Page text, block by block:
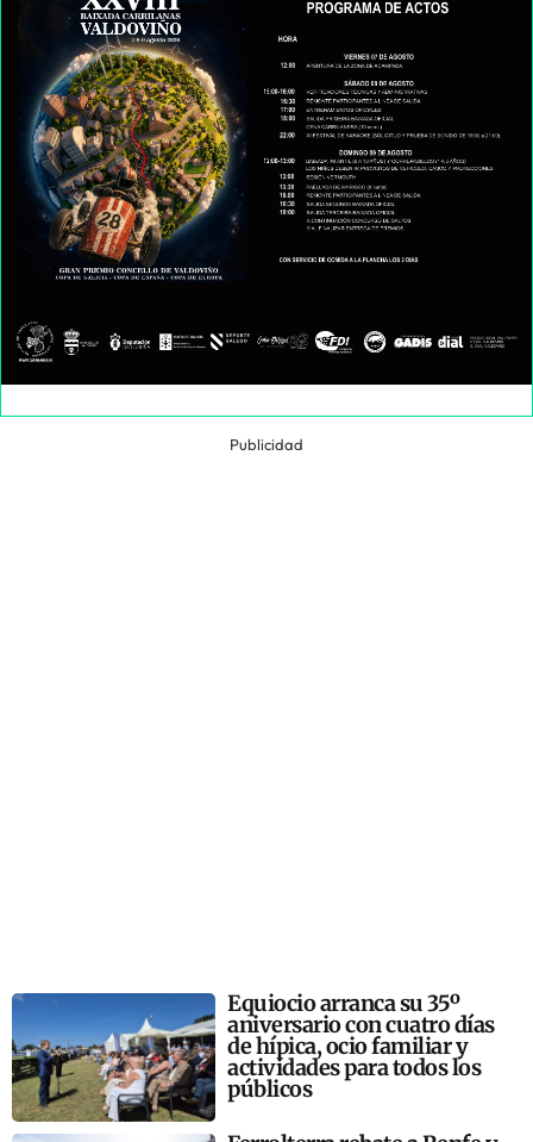
Publicidad
Equiocio arranca su 35º
aniversario con cuatro días
de hípica, ocio familiar y
actividades para todos los
públicos